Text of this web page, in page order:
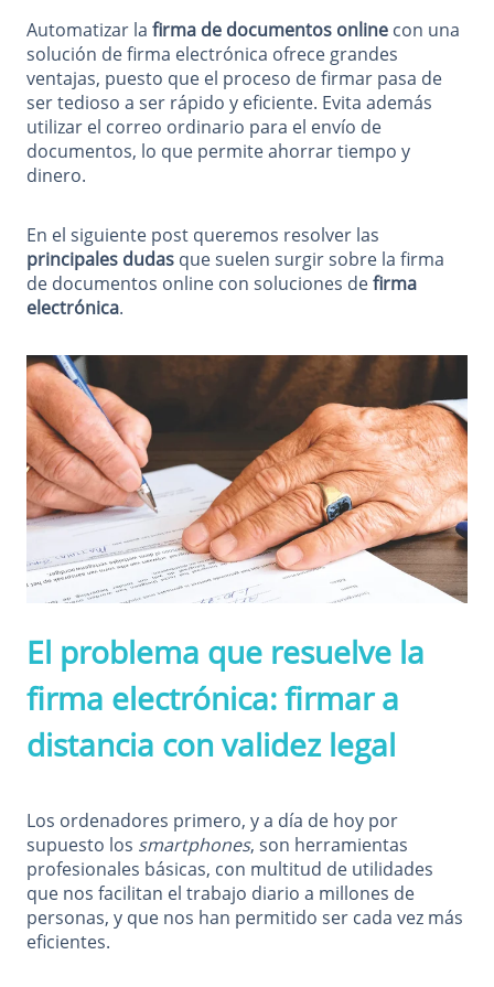
Automatizar la firma de documentos online con una
solución de firma electrónica ofrece grandes
ventajas, puesto que el proceso de firmar pasa de
ser tedioso a ser rápido y eficiente. Evita además
utilizar el correo ordinario para el envío de
documentos, lo que permite ahorrar tiempo y
dinero.
En el siguiente post queremos resolver las
principales dudas que suelen surgir sobre la firma
de documentos online con soluciones defirma
electrónica.
El problema que resuelve la
firma electrónica: firmar a
distancia con validez legal
Los ordenadores primero, y a día de hoy por
supuesto los smartphones, son herramientas
profesionales básicas, con multitud de utilidades
que nos facilitan el trabajo diario a millones de
personas, y que nos han permitido ser cada vez más
eficientes.